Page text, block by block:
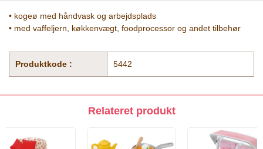
• kogeø med håndvask og arbejdsplads
• med vaffeljern, køkkenvægt, foodprocessor og andet tilbehør
Produktkode : 5442
Relateret produkt